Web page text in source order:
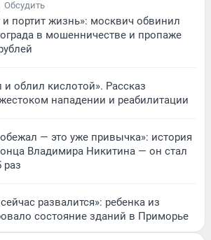
Обсудить
и портит жизнь»: москвич обвинил
в мошенничестве и пропаже
и облил кислотой». Рассказ
нападении и реабилитации
— это уже привычка»: история
Владимира Никитина — он стал
развалится»: ребенка из
состояние зданий в Приморье